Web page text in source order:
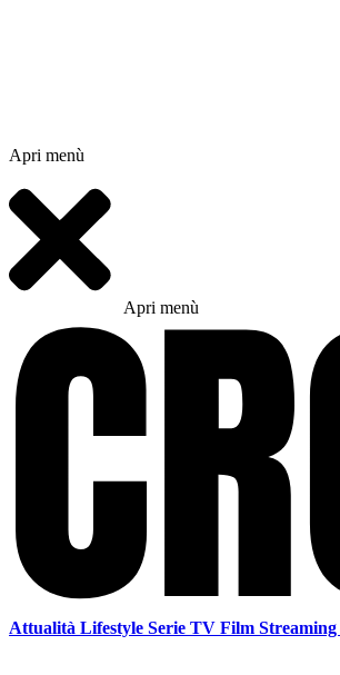
Apri menù
Apri menù
Attualità Lifestyle Serie TV Film Streaming